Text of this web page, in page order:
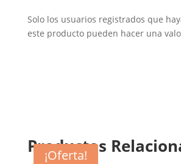
Solo los usuarios registrados que
este producto pueden hacer una
Productos
¡Oferta!